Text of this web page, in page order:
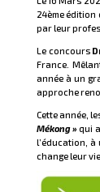
24ème
par leur
Le concours
France.
année à un
approche
Cette année,
Mékong »qui
l’éducation,
change leur vie.